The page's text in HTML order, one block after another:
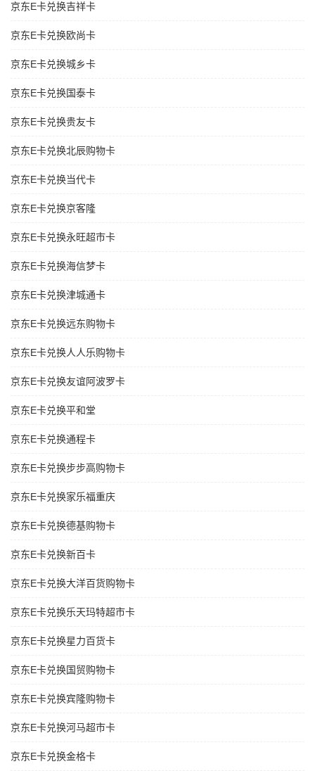
京东E卡兑换吉祥卡
京东E卡兑换欧尚卡
京东E卡兑换城乡卡
京东E卡兑换国泰卡
京东E卡兑换贵友卡
京东E卡兑换北辰购物卡
京东E卡兑换当代卡
京东E卡兑换京客隆
京东E卡兑换永旺超市卡
京东E卡兑换海信梦卡
京东E卡兑换津城通卡
京东E卡兑换远东购物卡
京东E卡兑换人人乐购物卡
京东E卡兑换友谊阿波罗卡
京东E卡兑换平和堂
京东E卡兑换通程卡
京东E卡兑换步步高购物卡
京东E卡兑换家乐福重庆
京东E卡兑换德基购物卡
京东E卡兑换新百卡
京东E卡兑换大洋百货购物卡
京东E卡兑换乐天玛特超市卡
京东E卡兑换星力百货卡
京东E卡兑换国贸购物卡
京东E卡兑换宾隆购物卡
京东E卡兑换河马超市卡
京东E卡兑换金格卡